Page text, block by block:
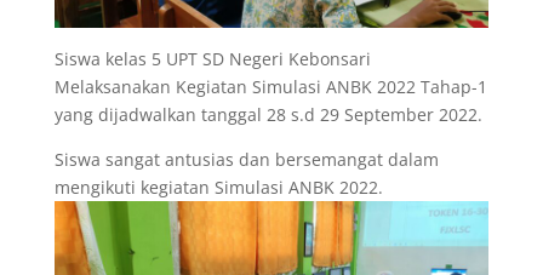
Siswa kelas 5 UPT SD Negeri Kebonsari
Melaksanakan Kegiatan Simulasi ANBK 2022 Tahap-1
yang dijadwalkan tanggal 28 s.d 29 September 2022.
Siswa sangat antusias dan bersemangat dalam
mengikuti kegiatan Simulasi ANBK 2022.